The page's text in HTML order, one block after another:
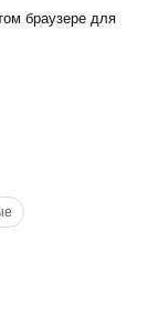
браузере для